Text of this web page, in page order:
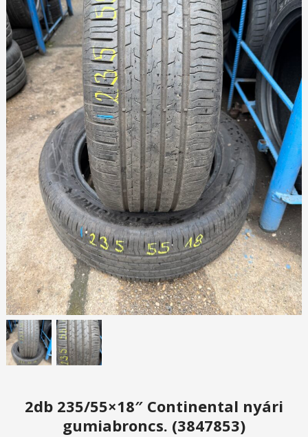
2db 235/55×18″ Continental nyári
gumiabroncs. (3847853)